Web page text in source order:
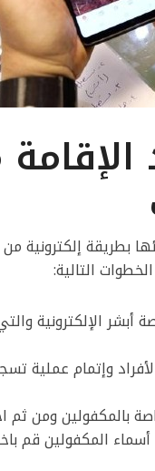
بطريقة إلكترونية
التالية:
الإلكترونية
وإتمام عملية
بالمكفولين ومن ثم
المكفولين قم